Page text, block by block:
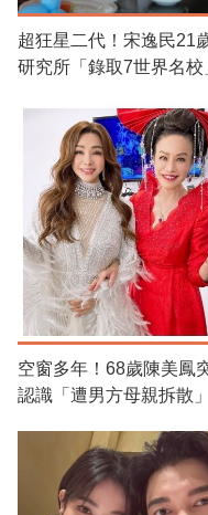
超狂星二代！宋逸民
研究所「錄取7世界名
空窗多年！68歲陳美
認識「遭男方母親拆散」